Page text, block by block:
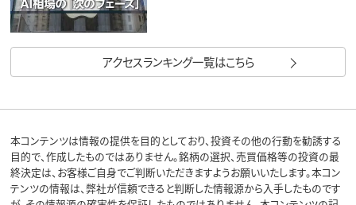
アクセスランキング一覧はこちら
本コンテンツは情報の提供を目的としており、投資その他の行動を勧誘する
目的で、作成したものではありません。銘柄の選択、売買価格等の投資の最
終決定は、お客様ご自身でご判断いただきますようお願いいたします。本コン
テンツの情報は、弊社が信頼できると判断した情報源から入手したものです